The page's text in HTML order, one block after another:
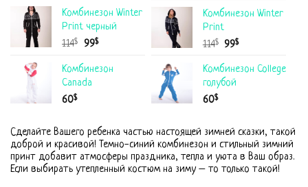
Комбинезон Winter
Print черный
114$ 99$
Комбинезон Winter
Print
114$ 99$
Комбинезон
Canada
60$
Комбинезон College
голубой
60$
Сделайте Вашего ребенка частью настоящей зимней сказки, такой
доброй и красивой! Темно-синий комбинезон и стильный зимний
принт добавит атмосферы праздника, тепла и уюта в Ваш образ.
Если выбирать утепленный костюм на зиму – то только такой!